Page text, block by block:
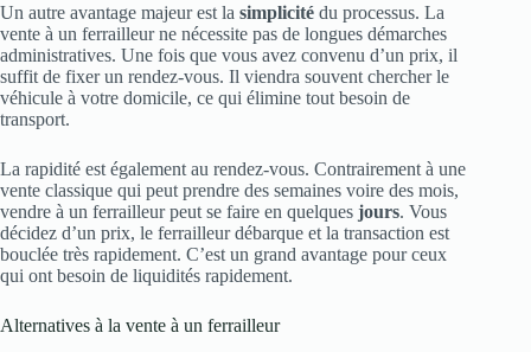
Un autre avantage majeur est la simplicité du processus. La
vente à un ferrailleur ne nécessite pas de longues démarches
administratives. Une fois que vous avez convenu d’un prix, il
suffit de fixer un rendez-vous. Il viendra souvent chercher le
véhicule à votre domicile, ce qui élimine tout besoin de
transport.
La rapidité est également au rendez-vous. Contrairement à une
vente classique qui peut prendre des semaines voire des mois,
vendre à un ferrailleur peut se faire en quelques jours. Vous
décidez d’un prix, le ferrailleur débarque et la transaction est
bouclée très rapidement. C’est un grand avantage pour ceux
qui ont besoin de liquidités rapidement.
Alternatives à la vente à un ferrailleur